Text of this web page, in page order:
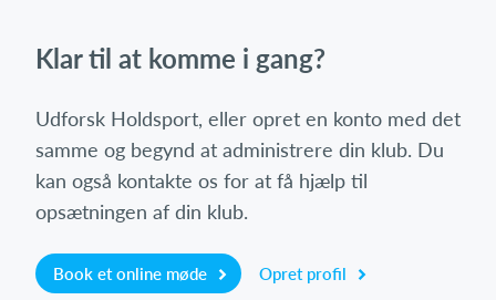
Klar til at komme i gang?
Udforsk Holdsport, eller opret en konto med det
samme og begynd at administrere din klub. Du
kan også kontakte os for at få hjælp til
opsætningen af din klub.
Book et online møde Opret profil